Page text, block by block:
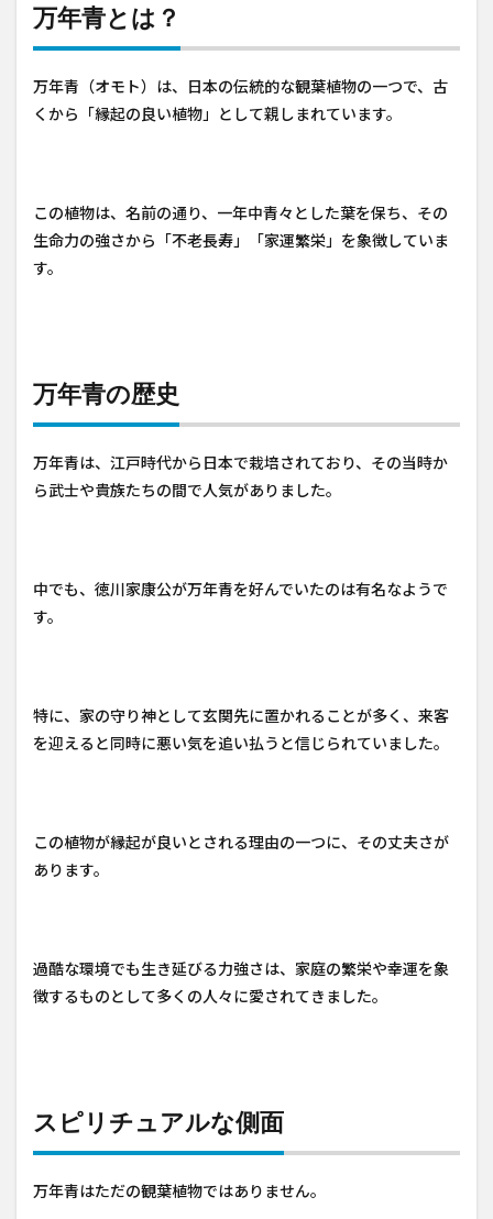
万年青とは？
万年青（オモト）は、日本の伝統的な観葉植物の一つで、古
くから「縁起の良い植物」として親しまれています。
この植物は、名前の通り、一年中青々とした葉を保ち、その
生命力の強さから「不老長寿」「家運繁栄」を象徴していま
す。
万年青の歴史
万年青は、江戸時代から日本で栽培されており、その当時か
ら武士や貴族たちの間で人気がありました。
中でも、徳川家康公が万年青を好んでいたのは有名なようで
す。
特に、家の守り神として玄関先に置かれることが多く、来客
を迎えると同時に悪い気を追い払うと信じられていました。
この植物が縁起が良いとされる理由の一つに、その丈夫さが
あります。
過酷な環境でも生き延びる力強さは、家庭の繁栄や幸運を象
徴するものとして多くの人々に愛されてきました。
スピリチュアルな側面
万年青はただの観葉植物ではありません。